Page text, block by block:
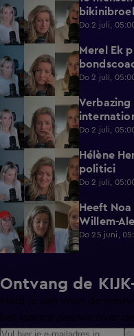
Do 2 juli,
Merel Ek
Do 2 juli,
gedaan'
Do 2 juli,
Hélène
politici
Do 2 juli,
2:01
Heeft
Willem-
Do 25 juni,
Ontvang de